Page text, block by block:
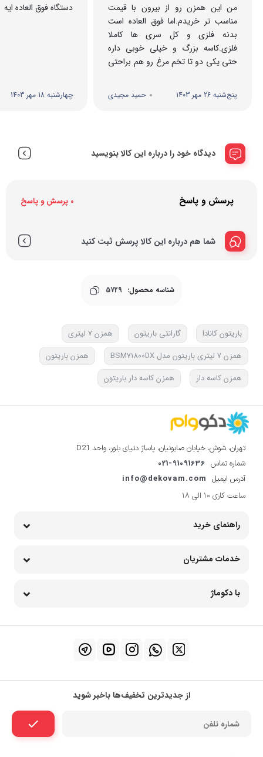
من این همزن رو از بیرون با قیمت
مناسب تر خریدم.اما فوق العاده است
بدنه فلزی و کل سری ها کاملا
فلزی.کاسه بزرگ و خیلی خوبی داره
حتی یکی دو تا تخم مرغ رو هم براحتی
پنج‌شنبه 26 مهر 1403 حمید مجیدی
دستگاه فوق العاده ایه
چهارشنبه 18 مهر 1403
دیدگاه خود را درباره این کالا بنویسید
پرسش و پاسخ 0 پرسش و پاسخ
شما هم درباره این کالا پرسش ثبت کنید
شناسه محصول: 5729
باریتون کانادا گارانتی باریتون
همزن ۷ لیتری
همزن 7 لیتری باریتون مدل BSM71800DX
همزن باریتون
همزن کاسه دار
همزن کاسه دار باریتون
تهران، شوش، خیابان صابونیان، پاساژ دنیای بلور، واحد D21
شماره تماس 021-91091636
آدرس ایمیل info@dekovam.com
ساعت کاری 10 الی 18
راهنمای خرید
خدمات مشتریان
با دکوماژ
از جدیدترین تخفیف‌ها باخبر شوید